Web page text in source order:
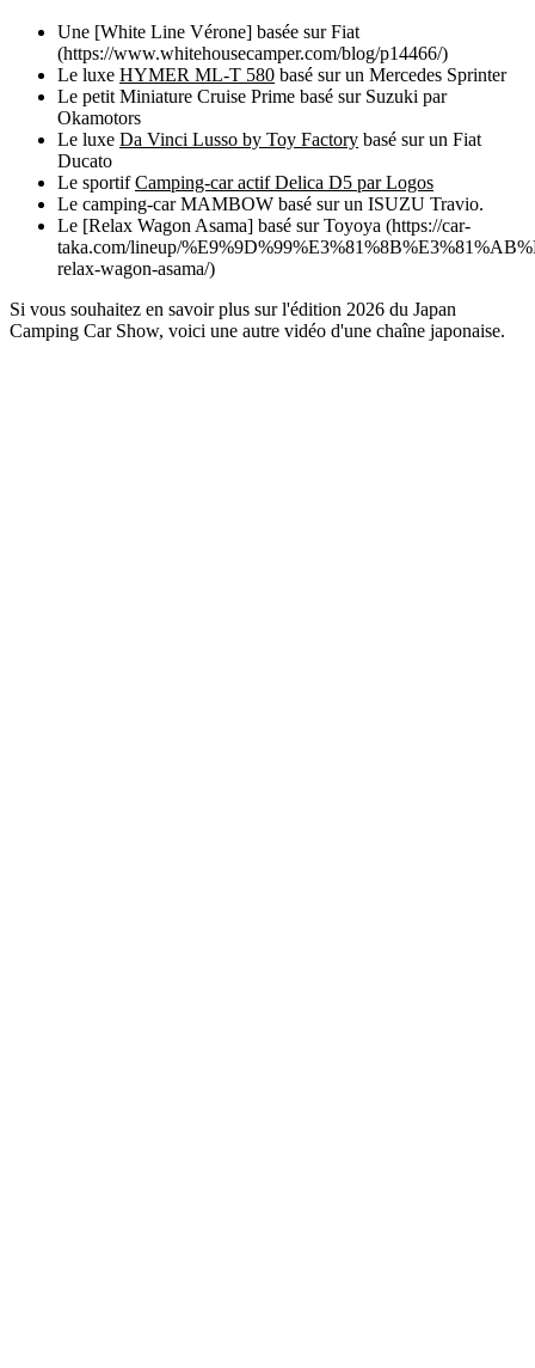
Une [White Line Vérone] basée sur Fiat
(https://www.whitehousecamper.com/blog/p14466/)
Le luxe HYMER ML-T 580 basé sur un Mercedes Sprinter
Le petit Miniature Cruise Prime basé sur Suzuki par
Okamotors
Le luxe Da Vinci Lusso by Toy Factory basé sur un Fiat
Ducato
Le sportifCamping-car actif Delica D5 par Logos
Le camping-car MAMBOW basé sur un ISUZU Travio.
Le [Relax Wagon Asama] basé sur Toyoya (https://car-
taka.com/lineup/
relax-wagon-asama/)
Si vous souhaitez en savoir plus sur l'édition 2026 du Japan
Camping Car Show, voici une autre vidéo d'une chaîne japonaise.